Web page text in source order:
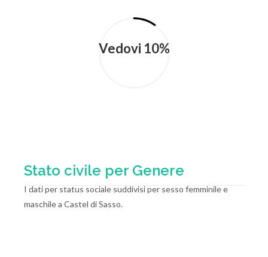
Vedovi 10%
Stato civile per Genere
I dati per status sociale suddivisi per sesso femminile e
maschile a Castel di Sasso.